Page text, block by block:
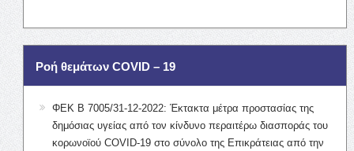
Ροή θεμάτων COVID – 19
ΦΕΚ Β 7005/31-12-2022: Έκτακτα μέτρα προστασίας της
δημόσιας υγείας από τον κίνδυνο περαιτέρω διασποράς του
κορωνοϊού COVID-19 στο σύνολο της Επικράτειας από την